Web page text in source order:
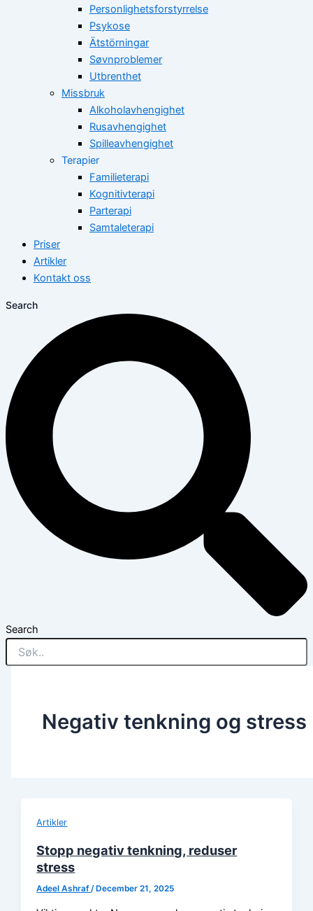
Personlighetsforstyrrelse
Psykose
Ätstörningar
Søvnproblemer
Utbrenthet
Missbruk
Alkoholavhengighet
Rusavhengighet
Spilleavhengighet
Terapier
Familieterapi
Kognitivterapi
Parterapi
Samtaleterapi
Priser
Artikler
Kontakt oss
Search
Search
Negativ tenkning og stress
Artikler
Stopp negativ tenkning, reduser
stress
Adeel Ashraf /December 21, 2025